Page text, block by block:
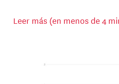
Leer más (en menos de 4